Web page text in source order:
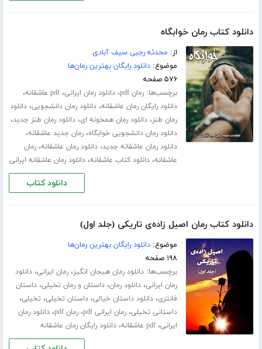
دانلود کتاب رمان خوابگاه
از: محدثه رجبی سیف آبادی
موضوع:دانلود رایگان بهترین رمان‌ها
۵۷۶ صفحه
برچسب‌ها:رمان pdf ،دانلود رمان ایرانی،pdf عاشقانه ،
دانلود رایگان رمان عاشقانه،دانلود رمان دانشجویی،دانلود
رمان طنز،دانلود رمان همخونه ای،دانلود رمان طنز جدید،
دانلود رمان دانشجویی خوابگاه،رمان جدید عاشقانه،
دانلود رمان عاشقانه جدید،دانلود رمان عاشقانه،رمان
عاشقانه،دانلود کتاب عاشقانه،دانلود رمان عاشقانه ایرانی
دانلود کتاب
دانلود کتاب رمان اصیل زاده‌ی تاریکی (جلد اول)
موضوع:دانلود رایگان بهترین رمان‌ها
۱۹۸ صفحه
برچسب‌ها:دانلود رمان هیجان انگیز،رمان ایرانی،دانلود
رمان ایرانی،دانلود رمان،داستان و رمان تخیلی،داستان
فانتزی،دانلود داستان خیالی،داستان تخیلی، تخیلی،
داستانی تخیلی،رمان ایرانی pdf ،رمان pdf ،دانلود رمان
ایرانی،pdf عاشقانه ،دانلود رایگان رمان عاشقانه